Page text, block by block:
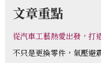
文章重點
從汽車工藝熱愛出發，打
不只是更換零件，氣壓避